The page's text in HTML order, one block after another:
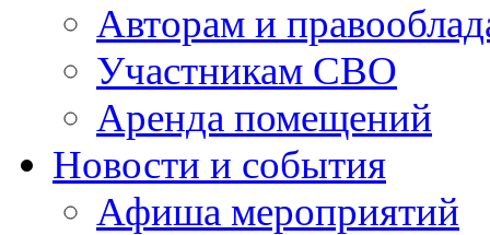
Авторам и
Участникам СВО
Аренда помещений
Новости и события
Афиша мероприятий